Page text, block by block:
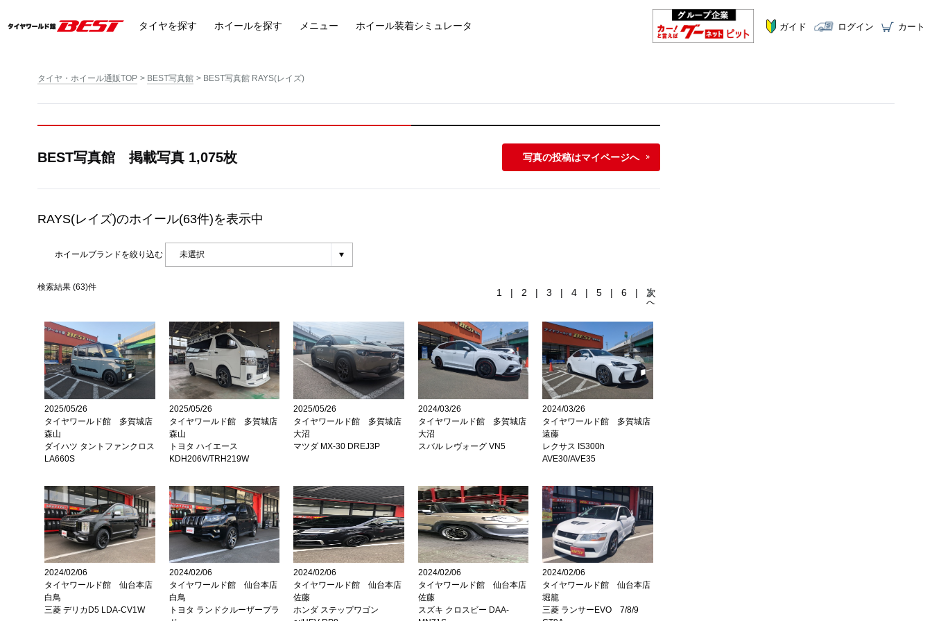
タイヤを探す ホイールを探す メニュー ホイール装着シミュレータ ガイド ログイン カート
タイヤ・ホイール通販TOP BEST写真館 BEST写真館 RAYS(レイズ)
BEST写真館 掲載写真 1,075枚 写真の投稿はマイページへ
RAYS(レイズ)のホイール(63件)を表示中
ホイールブランドを絞り込む
検索結果 (63)件 1 | 2 | 3 | 4 | 5 | 6 |
次
へ
>
2025/05/26
タイヤワールド館 多賀城店
森山
ダイハツ タントファンクロス
LA660S
2025/05/26
タイヤワールド館 多賀城店
森山
トヨタ ハイエース
KDH206V/TRH219W
2025/05/26
タイヤワールド館 多賀城店
大沼
マツダ MX-30 DREJ3P
2024/03/26
タイヤワールド館 多賀城店
大沼
スバル レヴォーグ VN5
2024/03/26
タイヤワールド館 多賀城店
遠藤
レクサス IS300h
AVE30/AVE35
2024/02/06
タイヤワールド館 仙台本店
白鳥
三菱 デリカD5 LDA-CV1W
2024/02/06
タイヤワールド館 仙台本店
白鳥
トヨタ ランドクルーザープラ
2024/02/06
タイヤワールド館 仙台本店
佐藤
ホンダ ステップワゴン
2024/02/06
タイヤワールド館 仙台本店
佐藤
スズキ クロスビー DAA-
2024/02/06
タイヤワールド館 仙台本店
堀籠
三菱 ランサーEVO 7/8/9